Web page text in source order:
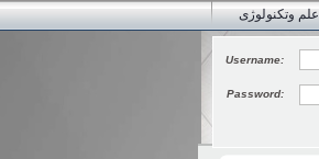
علم وتکنولوژی
Username:
Password: